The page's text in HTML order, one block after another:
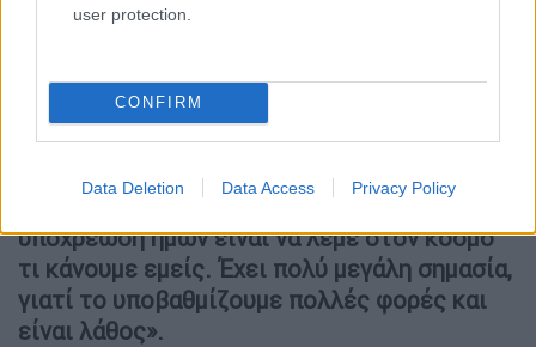
user protection.
CONFIRM
Data Deletion Data Access Privacy Policy
Μέσα σε ένα σύνθετο τοπίο, όπως έγραφε
εστιάζουν στα όσα έχουν γίνει τα τελευταία
χρόνια στο πεδίο της άμυνας. Είναι
ενδεικτική η επισήμανση του κυβερνητικού
εκπροσώπου, Παύλου Μαρινάκη, πως
δουλειά της δικής μας κυβέρνησης και
υποχρέωση ημών είναι να λέμε στον κόσμο
τι κάνουμε εμείς. Έχει πολύ μεγάλη σημασία,
γιατί το υποβαθμίζουμε πολλές φορές και
είναι λάθος».